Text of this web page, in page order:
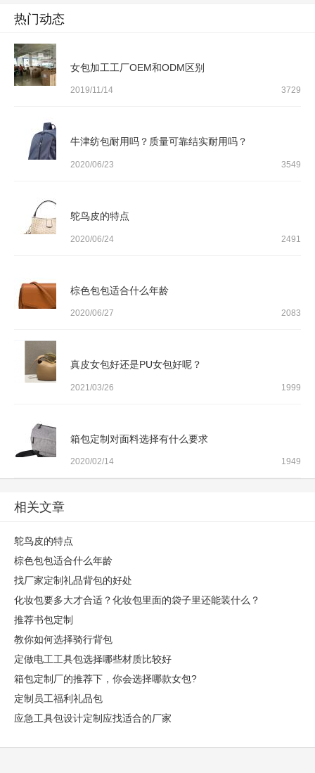
热门动态
女包加工工厂OEM和ODM区别
2019/11/14 3729
牛津纺包耐用吗？质量可靠结实耐用吗？
2020/06/23 3549
鸵鸟皮的特点
2020/06/24 2491
棕色包包适合什么年龄
2020/06/27 2083
真皮女包好还是PU女包好呢？
2021/03/26 1999
箱包定制对面料选择有什么要求
2020/02/14 1949
相关文章
鸵鸟皮的特点
棕色包包适合什么年龄
找厂家定制礼品背包的好处
化妆包要多大才合适？化妆包里面的袋子里还能装什么？
推荐书包定制
教你如何选择骑行背包
定做电工工具包选择哪些材质比较好
箱包定制厂的推荐下，你会选择哪款女包?
定制员工福利礼品包
应急工具包设计定制应找适合的厂家